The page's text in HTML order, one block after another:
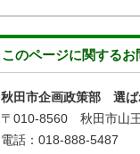
このページに関するお
秋田市企画政策部 選ば
〒010-8560 秋田市山
電話：018-888-5487